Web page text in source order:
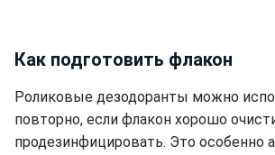
Как подготовить флакон
Роликовые дезодоранты можно
повторно, если флакон хорошо
продезинфицировать. Это особенно